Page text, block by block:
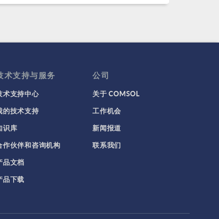
术支持与服务
术支持中心
的技术支持
识库
作伙伴和咨询机构
品文档
品下载
公司
关于 COMSOL
工作机会
新闻报道
联系我们